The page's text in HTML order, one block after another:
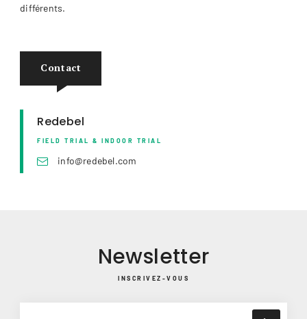
différents.
Contact
Redebel
FIELD TRIAL & INDOOR TRIAL
info@redebel.com
Newsletter
INSCRIVEZ-VOUS